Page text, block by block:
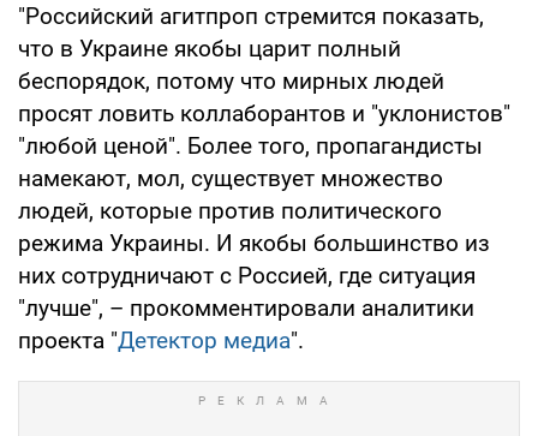
"Российский агитпроп стремится показать,
что в Украине якобы царит полный
беспорядок, потому что мирных людей
просят ловить коллаборантов и "уклонистов"
"любой ценой". Более того, пропагандисты
намекают, мол, существует множество
людей, которые против политического
режима Украины. И якобы большинство из
них сотрудничают с Россией, где ситуация
"лучше", – прокомментировали аналитики
проекта "Детектор медиа".